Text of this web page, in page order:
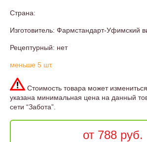
Страна:
Изготовитель: Фармстандарт-Уфимский
Рецептурный: нет
меньше 5 шт.
Стоимость товара может
указана минимальная цена на данный
сети “Забота”.
от 788 руб.